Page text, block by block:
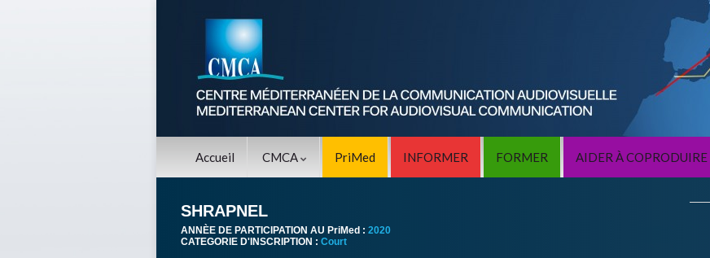
Accueil CMCA PriMed INFORMER FORMER AIDER À COPRODUIRE
SHRAPNEL
ANNÈE DE PARTICIPATION AU PriMed : 2020
CATEGORIE D'INSCRIPTION : Court